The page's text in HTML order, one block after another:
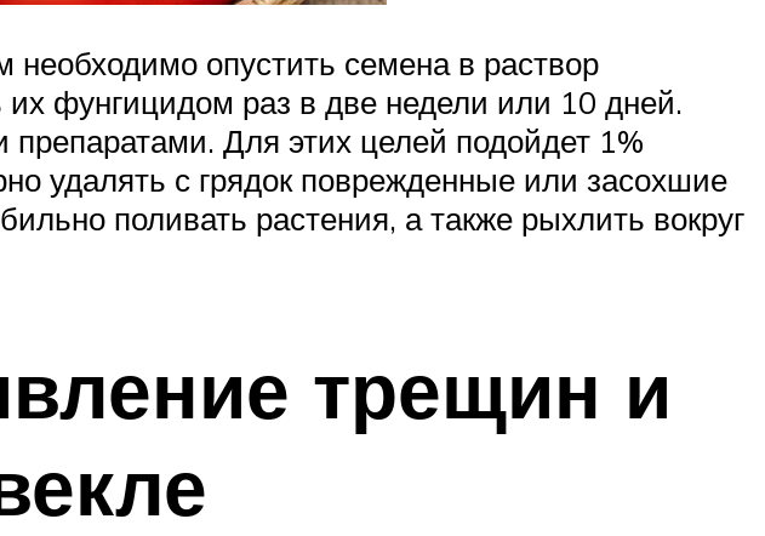
необходимо опустить семена в раствор
их фунгицидом раз в две недели или 10 дней.
Для этих целей подойдет 1%
удалять с грядок поврежденные или засохшие
поливать растения, а также рыхлить вокруг
трещин и